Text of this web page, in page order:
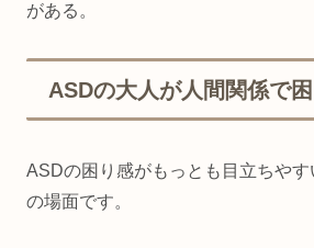
がある。
ASDの大人が人間関係で
ASDの困り感がもっとも目立ちや
の場面です。